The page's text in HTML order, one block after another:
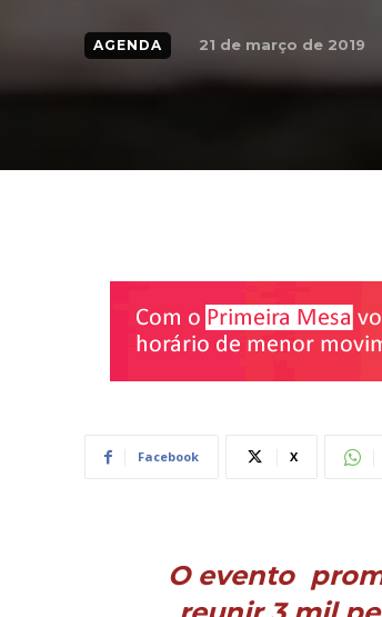
AGENDA 21 de março de 2019
Facebook X
O evento